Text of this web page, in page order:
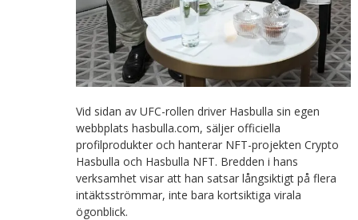
Vid sidan av UFC-rollen driver Hasbulla sin egen
webbplats hasbulla.com, säljer officiella
profilprodukter och hanterar NFT-projekten Crypto
Hasbulla och Hasbulla NFT. Bredden i hans
verksamhet visar att han satsar långsiktigt på flera
intäktsströmmar, inte bara kortsiktiga virala
ögonblick.